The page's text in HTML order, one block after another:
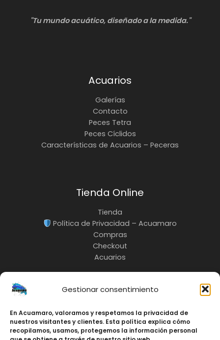
Gestionar consentimiento
En Acuamaro, valoramos y respetamos la privacidad de
nuestros visitantes y clientes. Esta política explica cómo
recopilamos, usamos, protegemos la información personal
"Tu mundo acuático, diseñado a la medida."
Acuarios
Galerías
Contacto
Peces Tetra
Peces Cíclidos
Características de Acuarios – Peceras
Tienda Online
Tienda
Política de Privacidad – Acuamaro
Compras
Checkout
Acuarios
INFO:
3217685535
Cali-Colombia